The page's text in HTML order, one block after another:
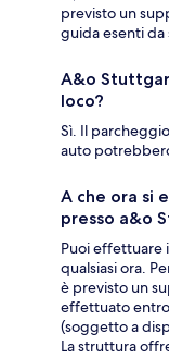
previsto un
guida esenti
A&o
loco?
Sì. Il
auto
A che ora si
presso a&o
Puoi effettuare
qualsiasi ora.
è previsto un
effettuato
(soggetto a
La struttura